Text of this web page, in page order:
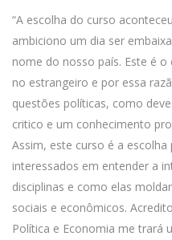
“A escolha do curso
ambiciono um dia ser
nome do nosso país. Este é
no estrangeiro e por essa
questões políticas, como
critico e um conhecimento
Assim, este curso é a
interessados em entender a
disciplinas e como elas
sociais e econômicos.
Política e Economia me trará